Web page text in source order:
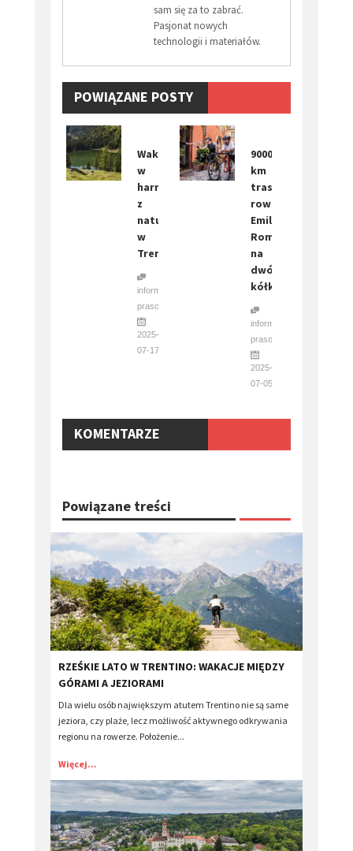
sam się za to zabrać.
Pasjonat nowych
technologii i materiałów.
POWIĄZANE POSTY
Wakacje
w
harmonii
z
naturą
w
Trentino
informacja
prasowa
2025-
07-17
9000
km
tras
rowerowych:
Emilia-
Romania
na
dwóch
kółkach.
informacja
prasowa
2025-
07-05
KOMENTARZE
Powiązane treści
RZEŚKIE LATO W TRENTINO: WAKACJE MIĘDZY
GÓRAMI A JEZIORAMI
Dla wielu osób największym atutem Trentino nie są same
jeziora, czy plaże, lecz możliwość aktywnego odkrywania
regionu na rowerze. Położenie...
Więcej...